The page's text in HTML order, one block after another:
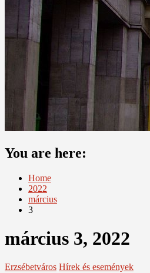
You are here:
Home
2022
március
3
március 3, 2022
Erzsébetváros Hírek és események